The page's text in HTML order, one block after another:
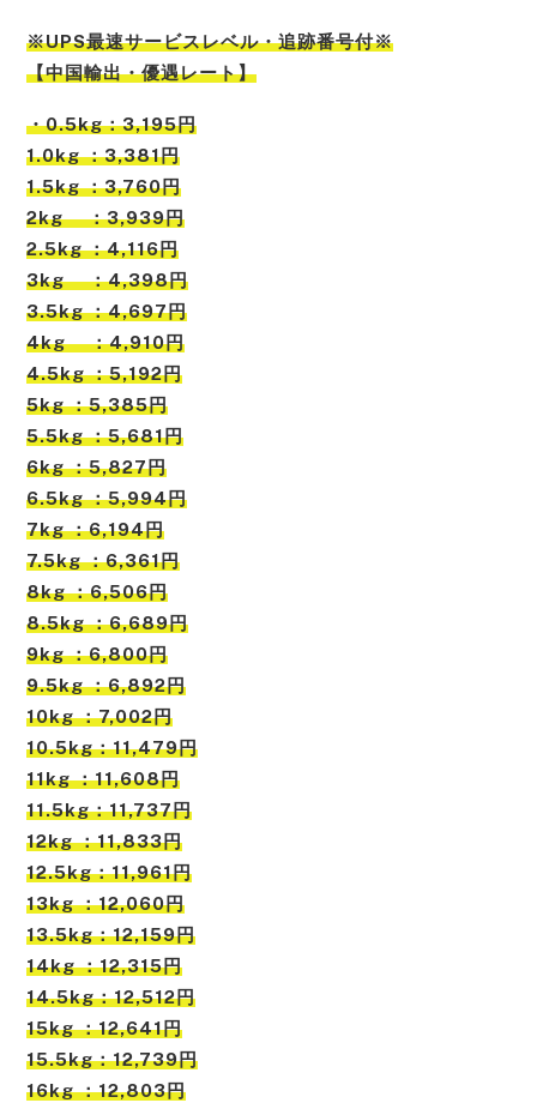
※UPS最速サービスレベル・追跡番号付※
【中国輸出・優遇レート】
・0.5kg：3,195円
1.0kg ：3,381円
1.5kg ：3,760円
2kg ：3,939円
2.5kg ：4,116円
3kg ：4,398円
3.5kg ：4,697円
4kg ：4,910円
4.5kg ：5,192円
5kg ：5,385円
5.5kg ：5,681円
6kg ：5,827円
6.5kg ：5,994円
7kg ：6,194円
7.5kg ：6,361円
8kg ：6,506円
8.5kg ：6,689円
9kg ：6,800円
9.5kg ：6,892円
10kg ：7,002円
10.5kg：11,479円
11kg ：11,608円
11.5kg：11,737円
12kg ：11,833円
12.5kg：11,961円
13kg ：12,060円
13.5kg：12,159円
14kg ：12,315円
14.5kg：12,512円
15kg ：12,641円
15.5kg：12,739円
16kg ：12,803円